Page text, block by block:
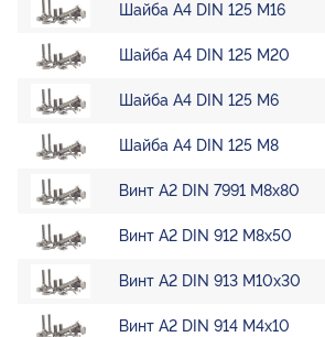
Шайба А4 DIN 125 М16
Шайба А4 DIN 125 М20
Шайба А4 DIN 125 М6
Шайба А4 DIN 125 М8
Винт А2 DIN 7991 М8х80
Винт А2 DIN 912 М8х50
Винт А2 DIN 913 М10х30
Винт А2 DIN 914 М4х10